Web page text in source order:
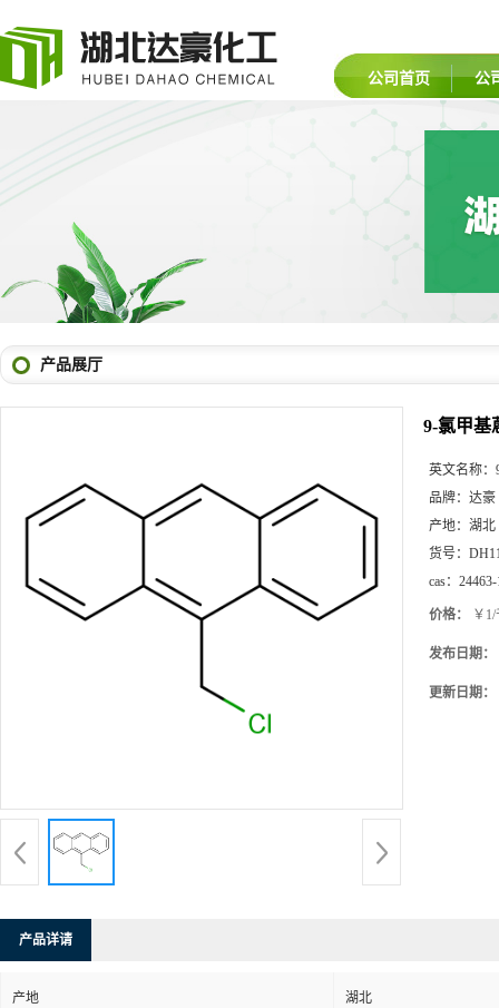
公司首页 公
产品展厅
9-氯甲基
英文名称：
品牌： 达豪
产地： 湖北
货号：
cas：
价格： ￥
发布日期：
更新日期：
产品详请
产地 湖北